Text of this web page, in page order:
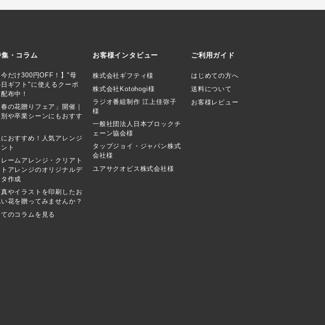
集・コラム
今だけ300円OFF！】"母
ギフト"に使えるクーポ
布中！
春の花贈りフェア」開催｜
や卒業シーンにもおすす
おすすめ！人気アレンジ
ト
レームアレンジ・クリアト
トアレンジのオリジナルデ
作成
やイラストを印刷したお
花を贈ってみませんか？
のコラムを見る
お客様インタビュー
株式会社ギフティ様
株式会社Kotohogi様
ラジオ番組制作 江上佳弥子
様
一般社団法人日本ブロックチ
ェーン協会様
タップジョイ・ジャパン株式
会社様
ユアサクオビス株式会社様
ご利用ガイド
はじめての方へ
送料について
お客様レビュー